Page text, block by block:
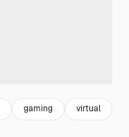
gaming virtual